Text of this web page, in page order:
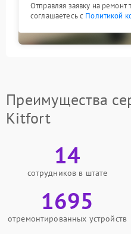
Отправляя заявку на
соглашаетесь с Политикой
Преимущества
Kitfort
14
сотрудников в штате
1695
отремонтированных устройств